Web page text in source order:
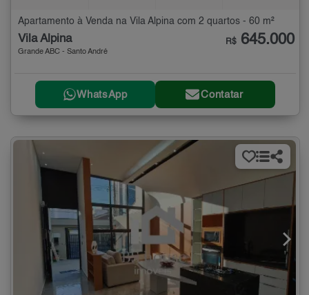
Apartamento à Venda na Vila Alpina com 2 quartos - 60 m²
Vila Alpina
Grande ABC - Santo André
R$ 645.000
WhatsApp Contatar